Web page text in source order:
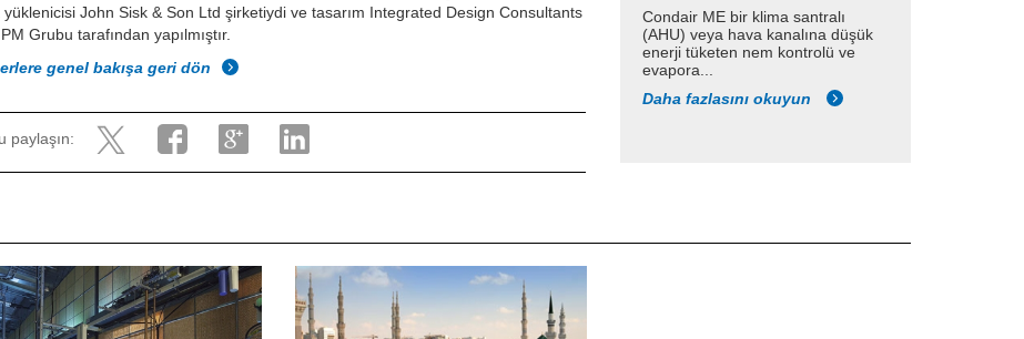
yüklenicisi John Sisk & Son Ltd şirketiydi ve tasarım Integrated Design Consultants
Grubu tarafından yapılmıştır.
genel bakışa geri dön
paylaşın:
Condair ME bir klima santralı
(AHU) veya hava kanalına düşük
enerji tüketen nem kontrolü ve
evapora...
Daha fazlasını okuyun